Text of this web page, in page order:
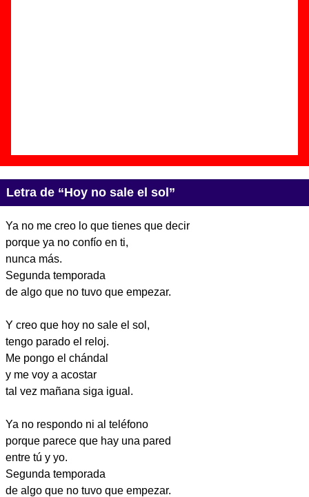
Letra de “Hoy no sale el sol”
Ya no me creo lo que tienes que decir
porque ya no confío en ti,
nunca más.
Segunda temporada
de algo que no tuvo que empezar.
Y creo que hoy no sale el sol,
tengo parado el reloj.
Me pongo el chándal
y me voy a acostar
tal vez mañana siga igual.
Ya no respondo ni al teléfono
porque parece que hay una pared
entre tú y yo.
Segunda temporada
de algo que no tuvo que empezar.